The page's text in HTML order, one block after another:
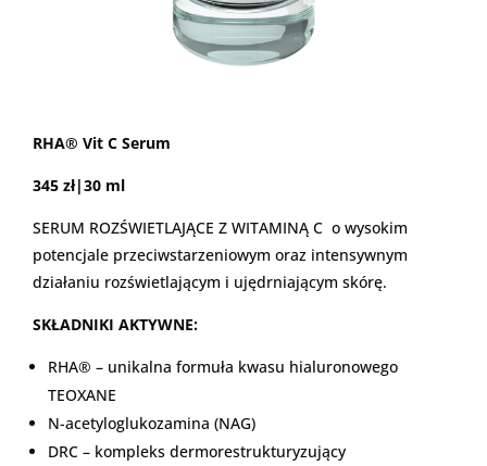
RHA® Vit C Serum
345 zł|30 ml
SERUM ROZŚWIETLAJĄCE Z WITAMINĄ C o wysokim
potencjale przeciwstarzeniowym oraz intensywnym
działaniu rozświetlającym i ujędrniającym skórę.
SKŁADNIKI AKTYWNE:
RHA® – unikalna formuła kwasu hialuronowego
TEOXANE
N-acetyloglukozamina (NAG)
DRC – kompleks dermorestrukturyzujący